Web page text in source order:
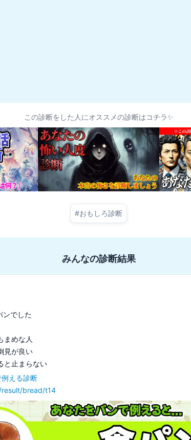
この診断をした人にオススメの診断はコチラ✨
#おもしろ診断
みんなの診断結果
ンでした
まめな人
見が良い
🍞怒りが暴走すると止まらない
える診断
bread/t14